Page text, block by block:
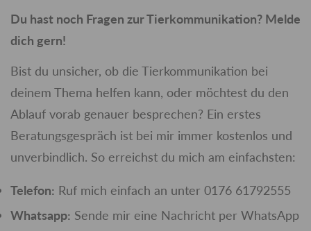
Du hast noch Fragen zur Tierkommunikation? Melde
dich gern!
Bist du unsicher, ob die Tierkommunikation bei
deinem Thema helfen kann, oder möchtest du den
Ablauf vorab genauer besprechen? Ein erstes
Beratungsgespräch ist bei mir immer kostenlos und
unverbindlich. So erreichst du mich am einfachsten:
Telefon: Ruf mich einfach an unter 0176 61792555
Whatsapp: Sende mir eine Nachricht per WhatsApp